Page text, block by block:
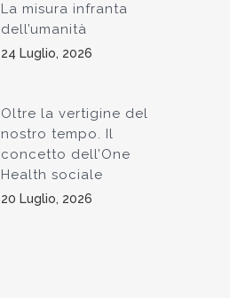
La misura infranta
dell’umanità
24 Luglio, 2026
Oltre la vertigine del
nostro tempo. Il
concetto dell’One
Health sociale
20 Luglio, 2026